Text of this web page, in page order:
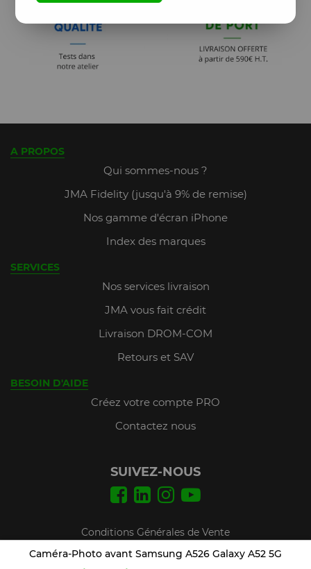
Caméra-Photo avant Samsung A526 Galaxy A52 5G
A PROPOS
Qui sommes-nous ?
JMA Fidelity (jusqu'à 9% de remise)
Nos gamme d'écran iPhone
Index des marques
SERVICES
Nos services livraison
JMA vous fait crédit
Livraison DROM-COM
Retours et SAV
BESOIN D'AIDE
Créez votre compte PRO
Contactez nous
SUIVEZ-NOUS
Conditions Générales de Vente
Mentions légales